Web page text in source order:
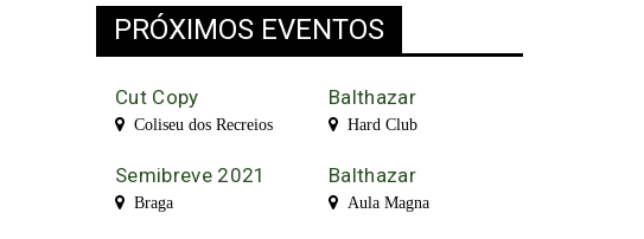
PRÓXIMOS EVENTOS
Cut Copy
Coliseu dos Recreios
Balthazar
Hard Club
Semibreve 2021
Braga
Balthazar
Aula Magna